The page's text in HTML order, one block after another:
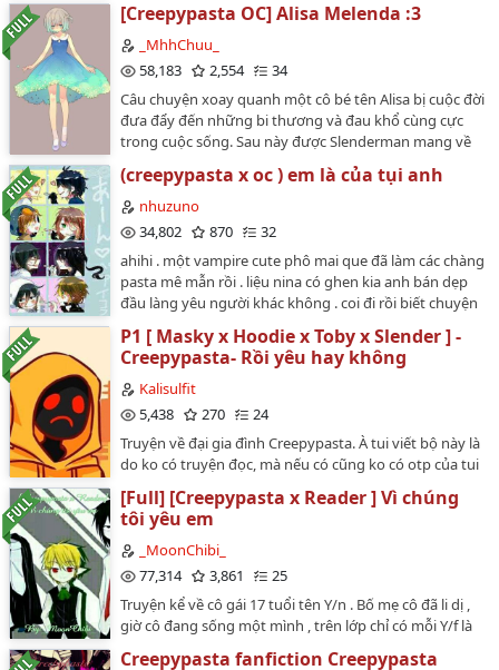
[Creepypasta OC] Alisa Melenda :3
_MhhChuu_
58,183
2,554
34
Câu chuyện xoay quanh một cô bé tên Alisa bị cuộc đời
đưa đẩy đến những bi thương và đau khổ cùng cực
trong cuộc sống. Sau này được Slenderman mang về
Slender Manision và mọi chuyện được tiếp tục tiếp
diễn ở đó(OC của mình :3)…
(creepypasta x oc ) em là của tụi anh
nhuzuno
34,802
870
32
ahihi . một vampire cute phô mai que đã làm các chàng
pasta mê mẫn rồi . liệu nina có ghen kia anh bán dẹp
đầu làng yêu người khác không . coi đi rồi biết chuyện
P1 [ Masky x Hoodie x Toby x Slender ] -
Creepypasta- Rồi yêu hay không
Kalisulfit
5,438
270
24
Truyện về đại gia đình Creepypasta. À tui viết bộ này là
do ko có truyện đọc, mà nếu có cũng ko có otp của tui
cặp nào thì mình xuyên suốt về cặp đó ha. Ok…
[Full] [Creepypasta x Reader ] Vì chúng
tôi yêu em
_MoonChibi_
77,314
3,861
25
Truyện kể về cô gái 17 tuổi tên Y/n . Bố mẹ cô đã li dị ,
giờ cô đang sống một mình , trên lớp chỉ có mỗi Y/f là
Creepypasta fanfiction Creepypasta